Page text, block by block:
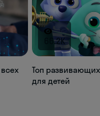
66.2K
Топ
для детей